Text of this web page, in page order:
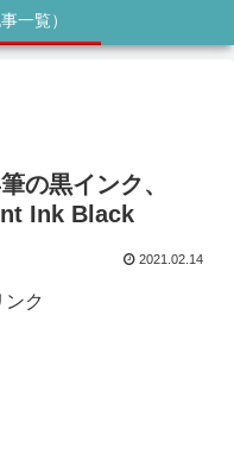
一覧）
の黒インク、
Ink Black
2021.02.14
ンク